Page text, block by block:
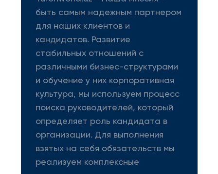
быть самым надежным партнером
для наших клиентов и
кандидатов. Развитие
стабильных отношений с
различными бизнес-структурами
и обучение у них корпоративная
культура, мы используем процесс
поиска руководителей, который
определяет роль кандидата в
организации. Для выполнения
взятых на себя обязательств мы
реализуем комплексные